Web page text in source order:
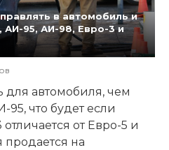
в автомобиль и
АИ-95, АИ-98, Евро-3 и
для автомобиля, чем
что будет если
от Евро-5 и
продается на